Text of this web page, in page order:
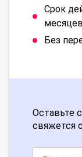
Срок
месяцев
Без
Оставьте
свяжется